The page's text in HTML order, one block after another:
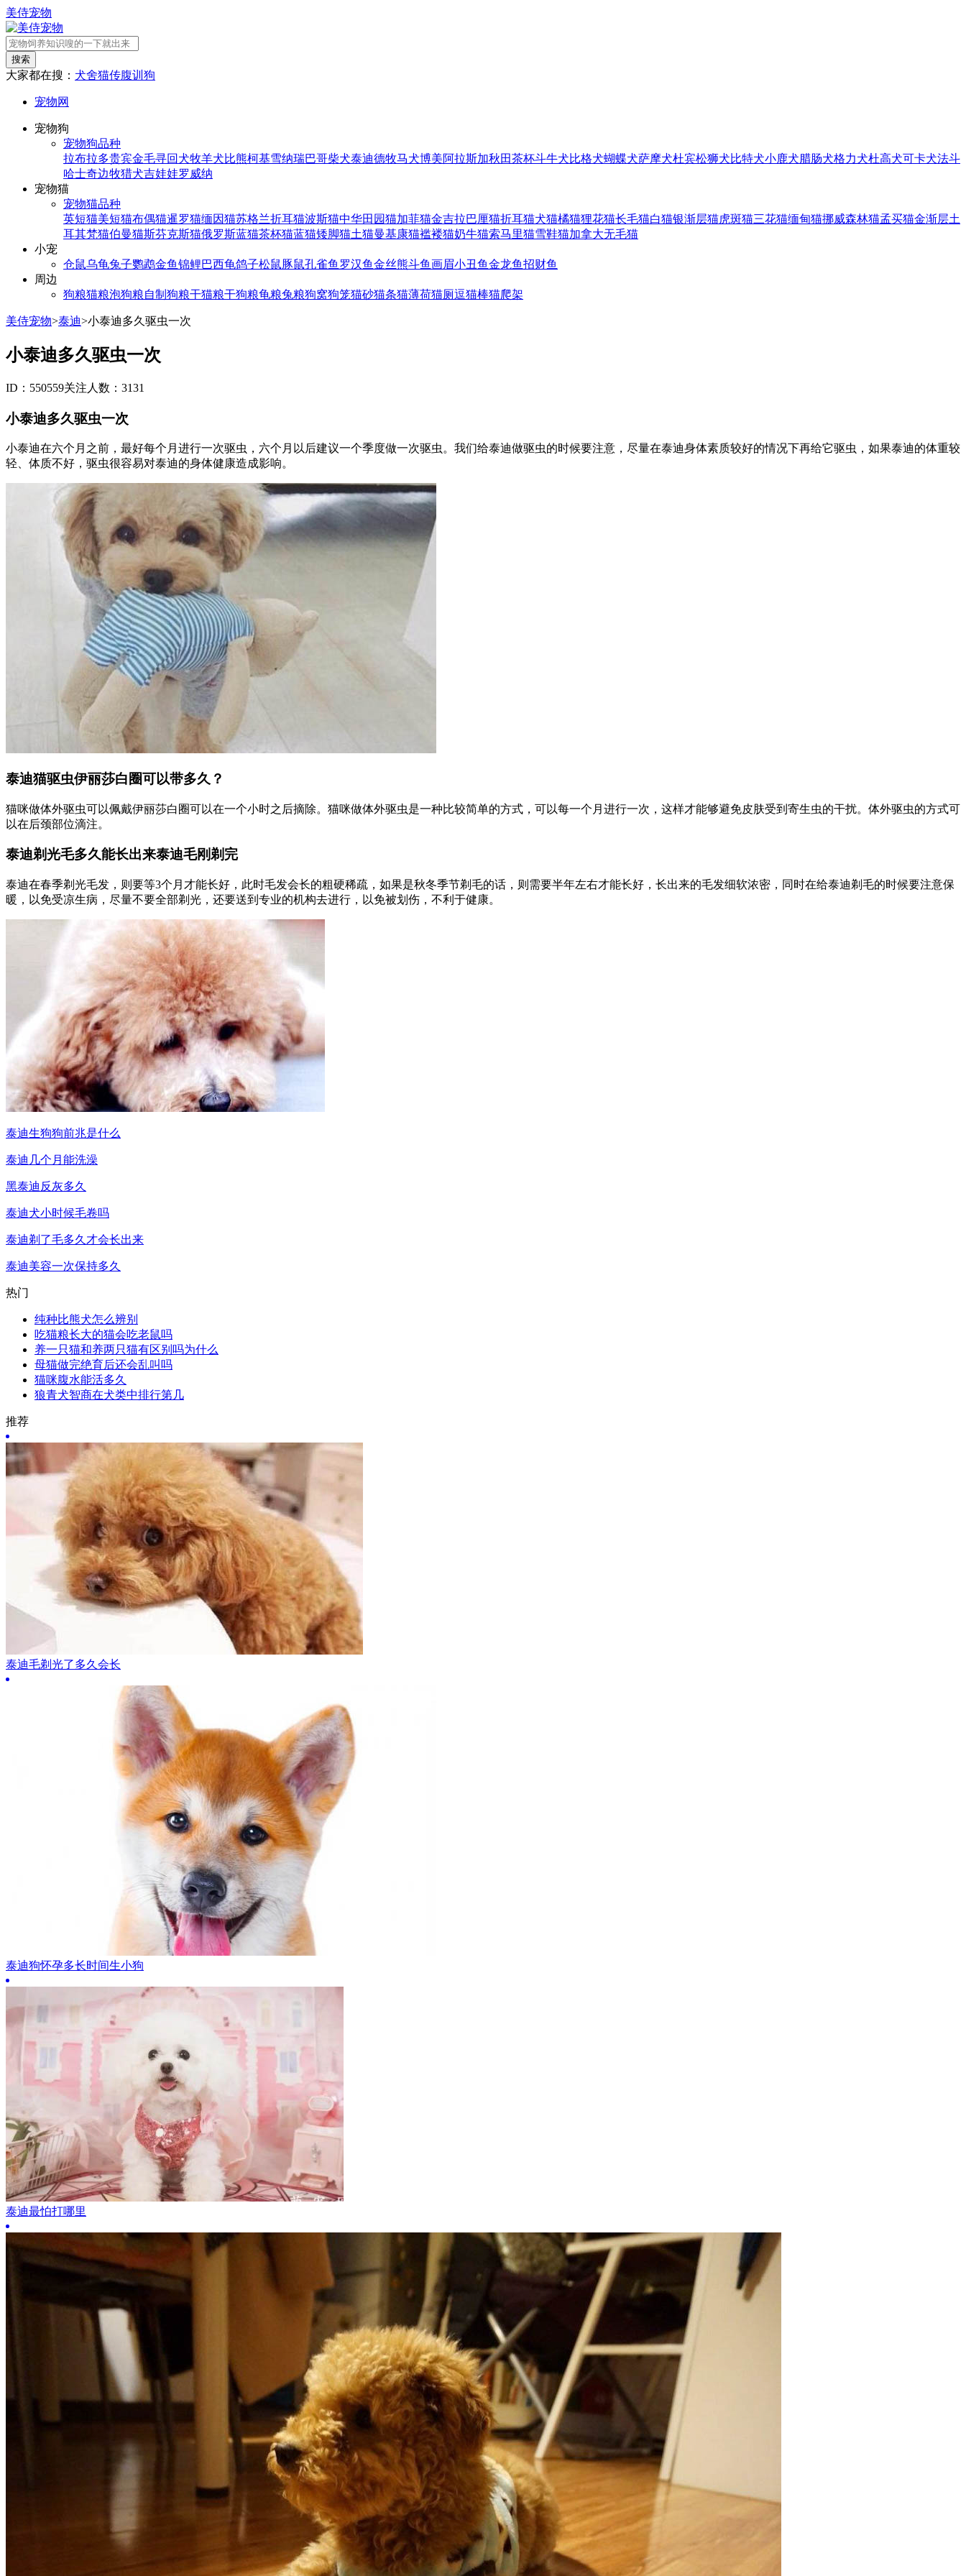
美侍宠物
搜索
大家都在搜： 犬舍猫传腹训狗
宠物网
宠物狗
宠物狗品种
拉布拉多贵宾金毛寻回犬牧羊犬比熊柯基雪纳瑞巴哥柴犬泰迪德牧马犬博美阿拉斯加秋田茶杯斗牛犬比格犬蝴蝶犬萨摩犬杜宾松狮犬比特犬小鹿犬腊肠犬格力犬杜高犬可卡犬法斗
哈士奇边牧猎犬吉娃娃罗威纳
宠物猫
宠物猫品种
英短猫美短猫布偶猫暹罗猫缅因猫苏格兰折耳猫波斯猫中华田园猫加菲猫金吉拉巴厘猫折耳猫犬猫橘猫狸花猫长毛猫白猫银渐层猫虎斑猫三花猫缅甸猫挪威森林猫孟买猫金渐层土
耳其梵猫伯曼猫斯芬克斯猫俄罗斯蓝猫茶杯猫蓝猫矮脚猫土猫曼基康猫褴褛猫奶牛猫索马里猫雪鞋猫加拿大无毛猫
小宠
仓鼠乌龟兔子鹦鹉金鱼锦鲤巴西龟鸽子松鼠豚鼠孔雀鱼 罗汉鱼金丝熊斗鱼画眉小丑鱼金龙鱼招财鱼
周边
狗粮猫粮泡狗粮自制狗粮干猫粮干狗粮龟粮兔粮狗窝狗笼猫砂猫条猫薄荷猫厕逗猫棒猫爬架
美侍宠物>泰迪>小泰迪多久驱虫一次
小泰迪多久驱虫一次
ID：550559关注人数：3131
小泰迪多久驱虫一次
小泰迪在六个月之前，最好每个月进行一次驱虫，六个月以后建议一个季度做一次驱虫。我们给泰迪做驱虫的时候要注意，尽量在泰迪身体素质较好的情况下再给它驱虫，如果泰迪的体重较
轻、体质不好，驱虫很容易对泰迪的身体健康造成影响。
泰迪猫驱虫伊丽莎白圈可以带多久？
猫咪做体外驱虫可以佩戴伊丽莎白圈可以在一个小时之后摘除。猫咪做体外驱虫是一种比较简单的方式，可以每一个月进行一次，这样才能够避免皮肤受到寄生虫的干扰。体外驱虫的方式可
以在后颈部位滴注。
泰迪剃光毛多久能长出来泰迪毛刚剃完
泰迪在春季剃光毛发，则要等3个月才能长好，此时毛发会长的粗硬稀疏，如果是秋冬季节剃毛的话，则需要半年左右才能长好，长出来的毛发细软浓密，同时在给泰迪剃毛的时候要注意保
暖，以免受凉生病，尽量不要全部剃光，还要送到专业的机构去进行，以免被划伤，不利于健康。
泰迪生狗狗前兆是什么
泰迪几个月能洗澡
黑泰迪反灰多久
泰迪犬小时候毛卷吗
泰迪剃了毛多久才会长出来
泰迪美容一次保持多久
热门
纯种比熊犬怎么辨别
吃猫粮长大的猫会吃老鼠吗
养一只猫和养两只猫有区别吗为什么
母猫做完绝育后还会乱叫吗
猫咪腹水能活多久
狼青犬智商在犬类中排行第几
推荐
泰迪毛剃光了多久会长
泰迪狗怀孕多长时间生小狗
泰迪最怕打哪里